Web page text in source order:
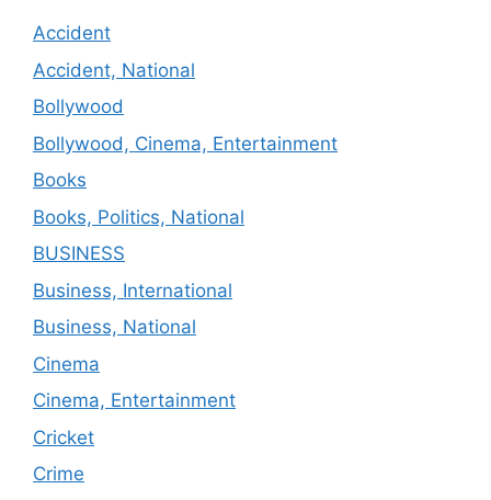
Accident
Accident, National
Bollywood
Bollywood, Cinema, Entertainment
Books
Books, Politics, National
BUSINESS
Business, International
Business, National
Cinema
Cinema, Entertainment
Cricket
Crime